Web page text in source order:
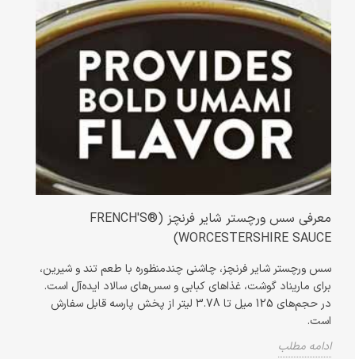
معرفی سس ورچستر شایر فرنچز (FRENCH'S®
WORCESTERSHIRE SAUCE)
سس ورچستر شایر فرنچز، چاشنی چندمنظوره با طعم تند و شیرین،
برای ماریناد گوشت، غذاهای کبابی و سس‌های سالاد ایده‌آل است.
در حجم‌های 125 میل تا 3.78 لیتر از پخش پارسه قابل سفارش
است.
ادامه مطلب